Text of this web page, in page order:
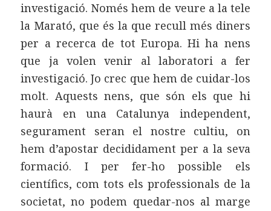
investigació. Només hem de veure a la tele
la Marató, que és la que recull més diners
per a recerca de tot Europa. Hi ha nens
que ja volen venir al laboratori a fer
investigació. Jo crec que hem de cuidar-los
molt. Aquests nens, que són els que hi
haurà en una Catalunya independent,
segurament seran el nostre cultiu, on
hem d’apostar decididament per a la seva
formació. I per fer-ho possible els
científics, com tots els professionals de la
societat, no podem quedar-nos al marge